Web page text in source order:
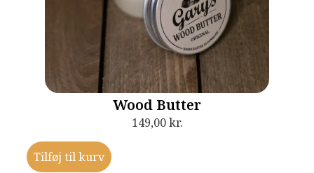
Wood Butter
149,00kr.
Tilføj til kurv